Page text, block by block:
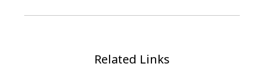
Related Links